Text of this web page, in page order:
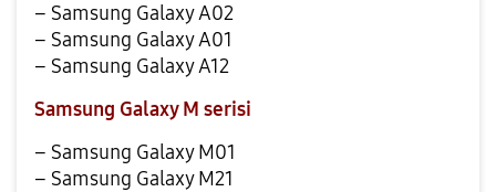
– Samsung Galaxy A02
– Samsung Galaxy A01
– Samsung Galaxy A12
Samsung Galaxy M serisi
– Samsung Galaxy M01
– Samsung Galaxy M21